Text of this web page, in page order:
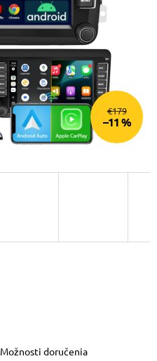
€179
–11 %
Možnosti doručenia